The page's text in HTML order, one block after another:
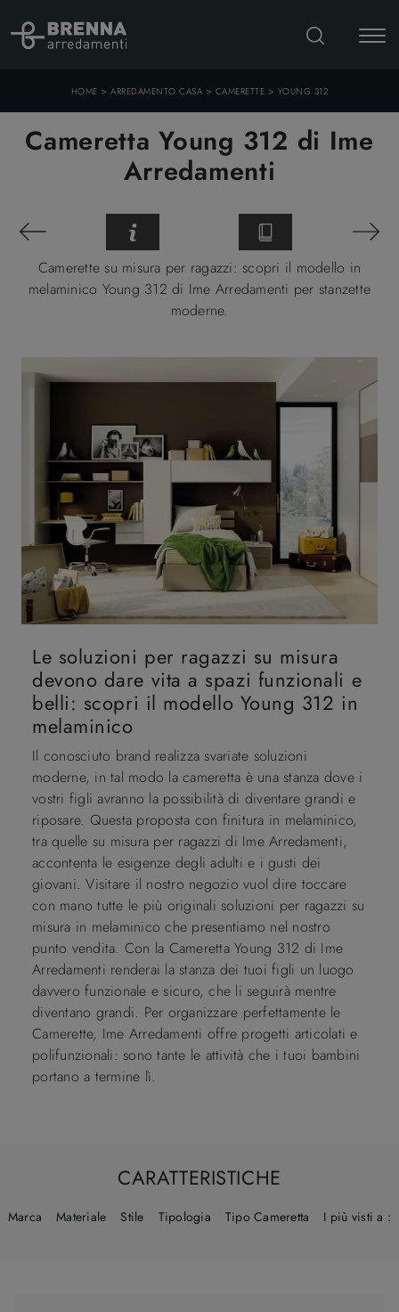
HOME >ARREDAMENTO CASA > CAMERETTE > YOUNG 312
Cameretta Young 312 di Ime
Arredamenti
Camerette su misura per ragazzi: scopri il modello in
melaminico Young 312 di Ime Arredamenti per stanzette
moderne.
Le soluzioni per ragazzi su misura
devono dare vita a spazi funzionali e
belli: scopri il modello Young 312 in
melaminico
Il conosciuto brand realizza svariate soluzioni
moderne, in tal modo la cameretta è una stanza dove i
vostri figli avranno la possibilità di diventare grandi e
riposare. Questa proposta con finitura in melaminico,
tra quelle su misura per ragazzi di Ime Arredamenti,
accontenta le esigenze degli adulti e i gusti dei
giovani. Visitare il nostro negozio vuol dire toccare
con mano tutte le più originali soluzioni per ragazzi su
misura in melaminico che presentiamo nel nostro
punto vendita. Con la Cameretta Young 312 di Ime
Arredamenti renderai la stanza dei tuoi figli un luogo
davvero funzionale e sicuro, che li seguirà mentre
diventano grandi. Per organizzare perfettamente le
Camerette, Ime Arredamenti offre progetti articolati e
polifunzionali: sono tante le attività che i tuoi bambini
portano a termine lì.
CARATTERISTICHE
Marca Materiale Stile Tipologia Tipo Cameretta I più visti a :